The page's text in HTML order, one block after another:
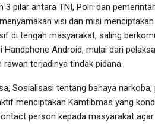
3 pilar antara TNI, Polri dan
visi dan misi
di tengah masyarakat, saling
Handphone Android, mulai dari
rawan terjadinya tindak pidana.
Sosialisasi tentang bahaya narkoba,
menciptakan Kamtibmas yang
person kepada masyarakat